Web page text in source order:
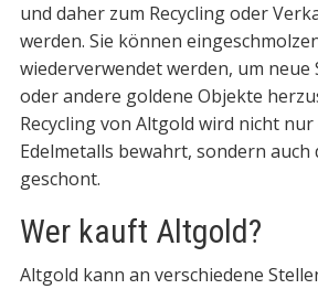
und daher zum Recycling oder
werden. Sie können
wiederverwendet werden, um neue
oder andere goldene Objekte
Recycling von Altgold wird nicht
Edelmetalls bewahrt, sondern auch
geschont.
Wer kauft Altgold?
Altgold kann an verschiedene